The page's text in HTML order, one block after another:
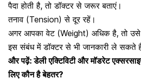
पैदा होती है, तो डॉक्टर से जरूर बताएं।
तनाव (Tension) से दूर रहें।
अगर आपका वेट (Weight) अधिक है, तो
इस संबंध में डॉक्टर से भी जानकारी ले सकते
और पढ़ें:डेली एक्टिविटी और मॉडरेट
लिए कौन है बेहतर?